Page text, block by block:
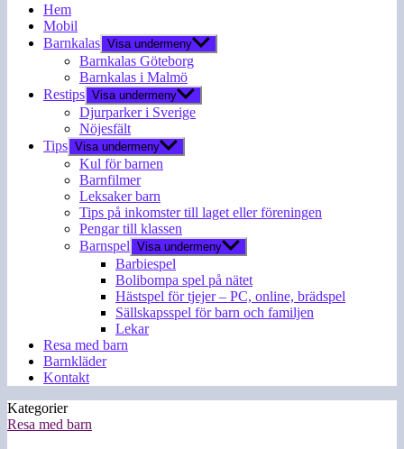
Hem
Mobil
Barnkalas Visa undermeny
Barnkalas Göteborg
Barnkalas i Malmö
Restips Visa undermeny
Djurparker i Sverige
Nöjesfält
Tips Visa undermeny
Kul för barnen
Barnfilmer
Leksaker barn
Tips på inkomster till laget eller föreningen
Pengar till klassen
Barnspel Visa undermeny
Barbiespel
Bolibompa spel på nätet
Hästspel för tjejer – PC, online, brädspel
Sällskapsspel för barn och familjen
Lekar
Resa med barn
Barnkläder
Kontakt
Kategorier
Resa med barn